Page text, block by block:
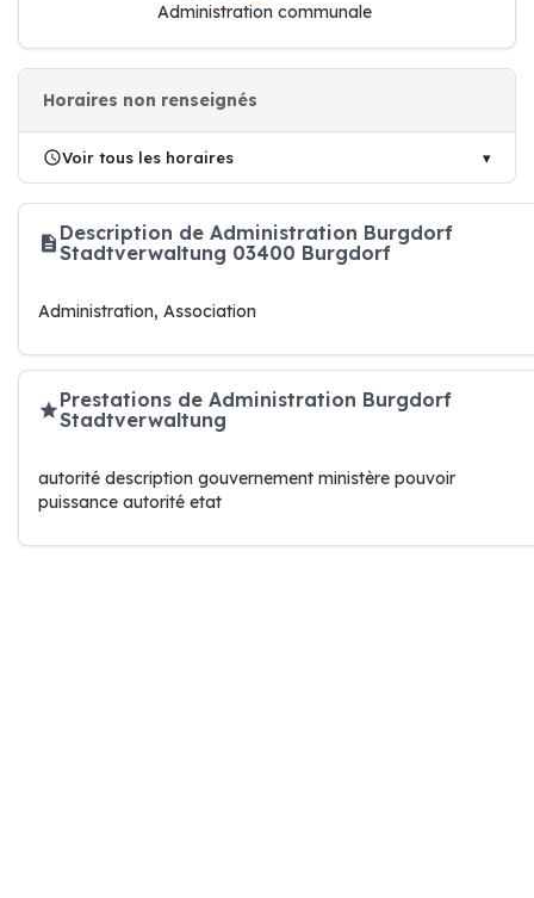
Administration communale
Horaires non renseignés
Voir tous les horaires
Description de Administration Burgdorf
Stadtverwaltung 03400 Burgdorf
Administration, Association
Prestations de Administration Burgdorf
Stadtverwaltung
autorité description gouvernement ministère pouvoir
puissance autorité etat